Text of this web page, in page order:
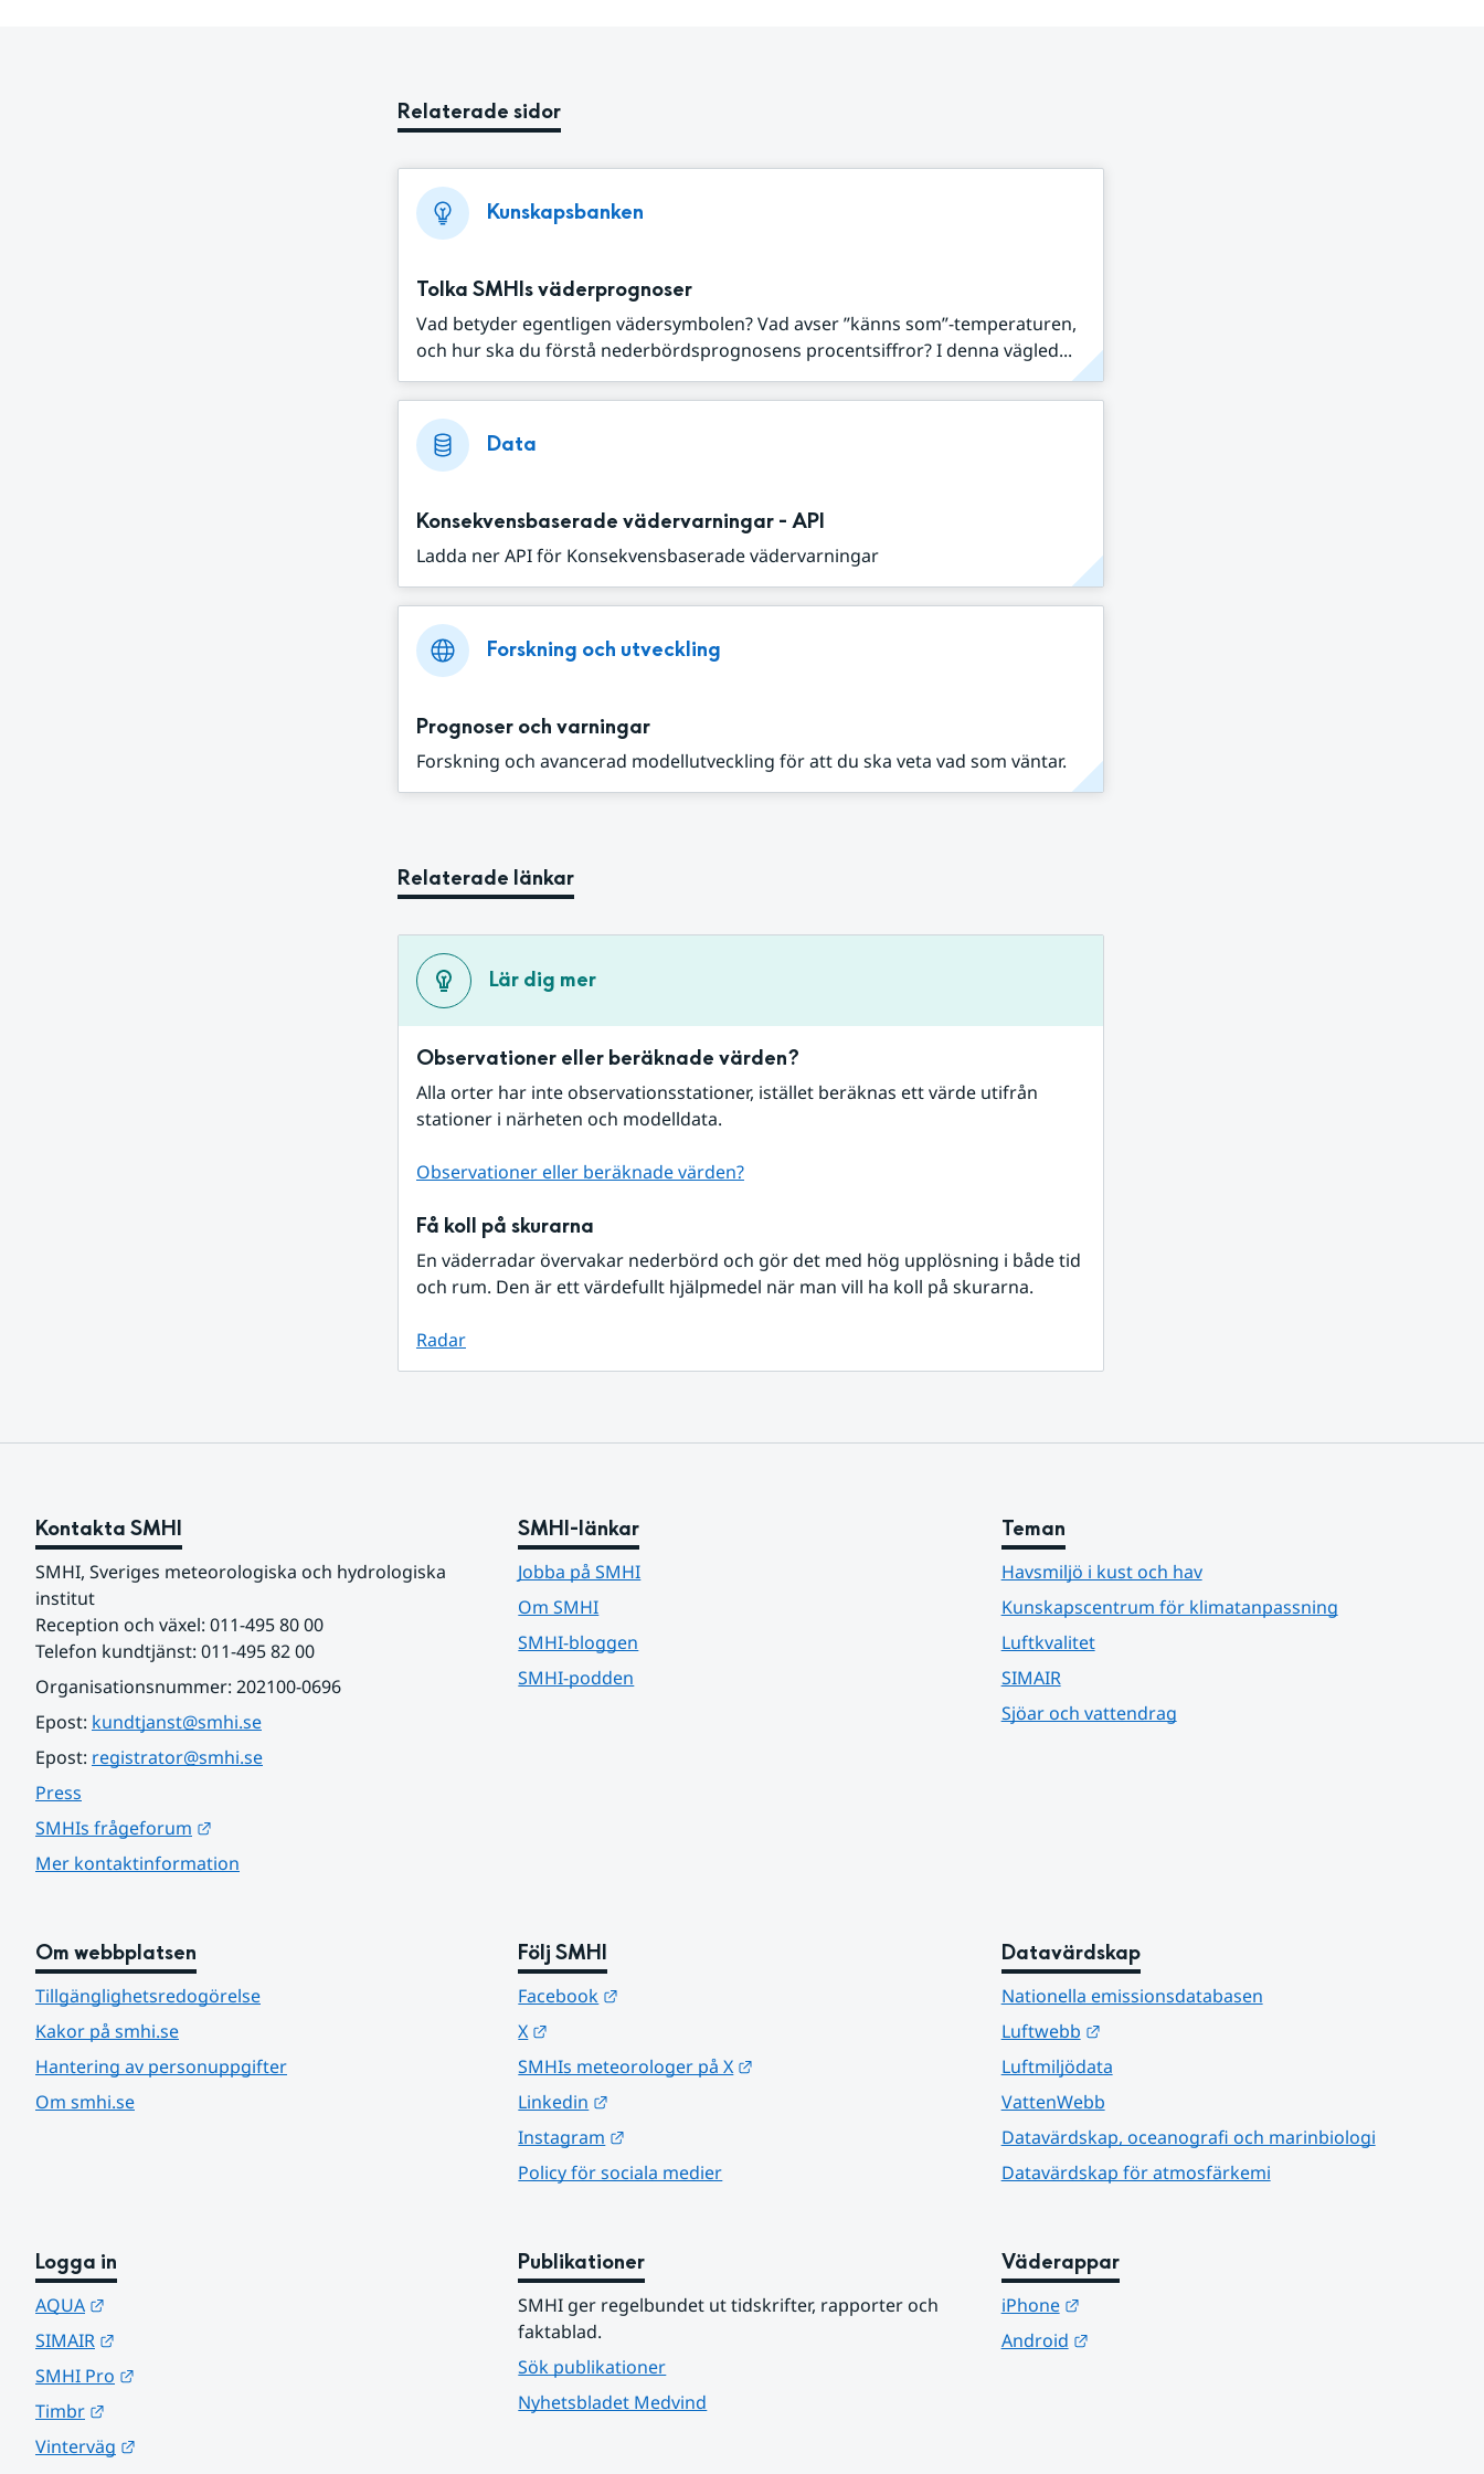
Relaterade sidor
Kunskapsbanken
Tolka SMHIs väderprognoser
Vad betyder egentligen vädersymbolen? Vad avser ”känns som”-temperaturen,
och hur ska du förstå nederbördsprognosens procentsiffror? I denna vägled...
Data
Konsekvensbaserade vädervarningar - API
Ladda ner API för Konsekvensbaserade vädervarningar
Forskning och utveckling
Prognoser och varningar
Forskning och avancerad modellutveckling för att du ska veta vad som väntar.
Relaterade länkar
Lär dig mer
Observationer eller beräknade värden?
Alla orter har inte observationsstationer, istället beräknas ett värde utifrån
stationer i närheten och modelldata.
Observationer eller beräknade värden?
Få koll på skurarna
En väderradar övervakar nederbörd och gör det med hög upplösning i både tid
och rum. Den är ett värdefullt hjälpmedel när man vill ha koll på skurarna.
Radar
Kontakta SMHI
SMHI, Sveriges meteorologiska och hydrologiska
institut
Reception och växel: 011-495 80 00
Telefon kundtjänst: 011-495 82 00
Organisationsnummer: 202100-0696
Epost: kundtjanst@smhi.se
Epost: registrator@smhi.se
Press
SMHIs frågeforum
Mer kontaktinformation
SMHI-länkar
Jobba på SMHI
Om SMHI
SMHI-bloggen
SMHI-podden
Teman
Havsmiljö i kust och hav
Kunskapscentrum för klimatanpassning
Luftkvalitet
SIMAIR
Sjöar och vattendrag
Om webbplatsen
Tillgänglighetsredogörelse
Kakor på smhi.se
Hantering av personuppgifter
Om smhi.se
Följ SMHI
Facebook
X
SMHIs meteorologer på X
Linkedin
Instagram
Policy för sociala medier
Datavärdskap
Nationella emissionsdatabasen
Luftwebb
Länk till annan webbplats.
Luftmiljödata
VattenWebb
Datavärdskap, oceanografi och marinbiologi
Datavärdskap för atmosfärkemi
Logga in
AQUA
SIMAIR
SMHI Pro
Timbr
Vinterväg
Publikationer
SMHI ger regelbundet ut tidskrifter, rapporter och
faktablad.
Sök publikationer
Nyhetsbladet Medvind
Väderappar
iPhone
Länk till annan webbplats.
Android
Länk till annan webbplats.